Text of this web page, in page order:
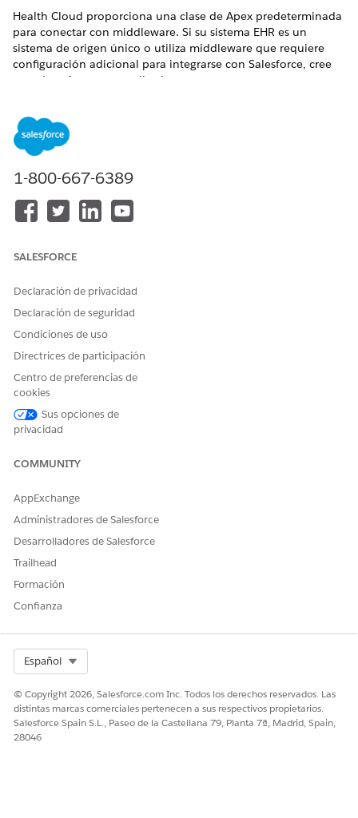
Health Cloud proporciona una clase de Apex predeterminada
para conectar con middleware. Si su sistema EHR es un
sistema de origen único o utiliza middleware que requiere
configuración adicional para integrarse con Salesforce, cree
una clase Apex personalizada.
Disponible en: Lightning Experience
Disponible en:Enterprise Edition
Health Cloud
Se requiere una clase Apex personalizada si:
parámetros en solicitudes que los que incluye la clase
Se conecta a un único sistema de origen y desea utilizar
una clase Apex personalizada para realizar
transformaciones de datos que de otro modo realizaría el
Desea realizar operaciones en respuestas desde su sistema
de programación externo.
su sistema de programación externo. Para obtener detalles,
póngase en contacto con su ejecutivo de cuenta.
CONSULTE TAMBIÉN:
Definir clases de Apex
Guía del desarrollador Health Cloud: Interfaz
1-800-667-6389
SALESFORCE
Declaración de privacidad
Declaración de seguridad
Condiciones de uso
Directrices de participación
Centro de preferencias de
cookies
Sus opciones de
privacidad
COMMUNITY
AppExchange
Administradores de Salesforce
Desarrolladores de Salesforce
Trailhead
Formación
Confianza
Español
© Copyright 2026, Salesforce.com Inc. Todos los derechos reservados. Las
distintas marcas comerciales pertenecen a sus respectivos propietarios.
Salesforce Spain S.L., Paseo de la Castellana 79, Planta 7ª, Madrid, Spain,
28046